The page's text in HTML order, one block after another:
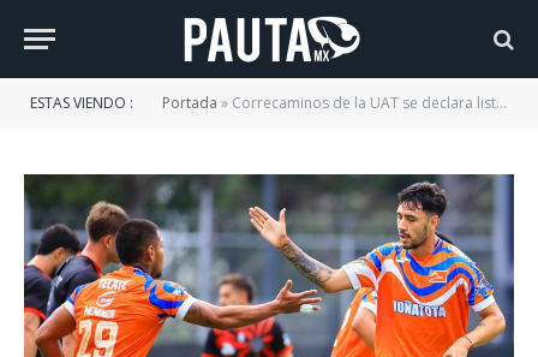
ESTAS VIENDO : Portada » Correcaminos de la UAT se declara listo para recibir a las Chivas en el Marte R. Gómez